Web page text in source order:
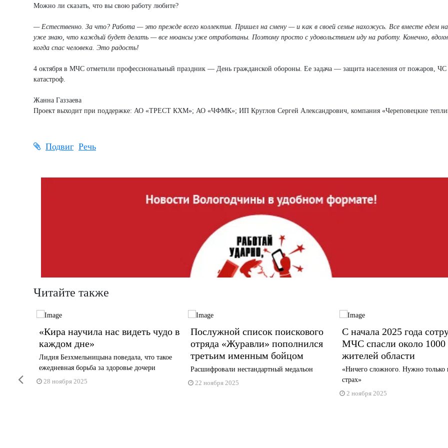
Можно ли сказать, что вы свою работу любите?
— Естественно. За что? Работа — это прежде всего коллектив. Пришел на смену — и как в своей семье нахожусь. Все вместе едем
уже знаю, что каждый будет делать — все нюансы уже отработаны. Поэтому просто с удовольствием иду на работу. Конечно,
когда спас человека. Это радость!
4 октября в МЧС отметили профессиональный праздник — День гражданской обороны. Ее задача — защита населения от пожаров, ЧС
катастроф.
Жанна Газзаева
Проект выходит при поддержке: АО «ТРЕСТ КХМ»; АО «ЧФМК»; ИП Круглов Сергей Александрович, компания «Череповецкие
Подвиг Речь
Читайте также
«Кира научила нас видеть чудо в
каждом дне»
Лидия Безхмельницына поведала, что такое
ежедневная борьба за здоровье дочери
28 ноября 2025
Послужной список поискового
отряда «Журавли» пополнился
третьим именным бойцом
Расшифровали нестандартный медальон
22 ноября 2025
С начала 2025 года
МЧС спасли около 1000
жителей области
«Ничего сложного. Нужно только
страх»
2 ноября 2025